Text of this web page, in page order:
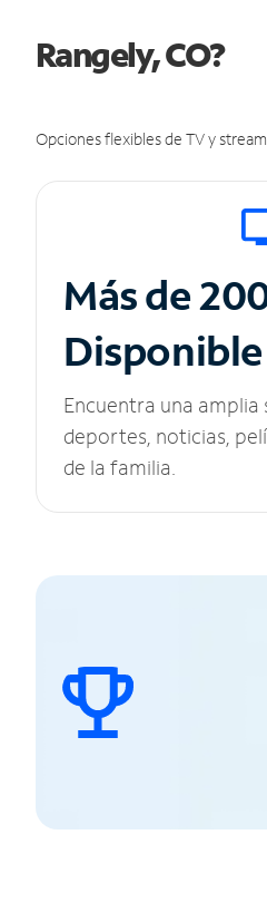
Rangely, CO?
Opciones flexibles de TV y
Más de
Disponible
Encuentra una amplia
deportes, noticias,
de la familia.